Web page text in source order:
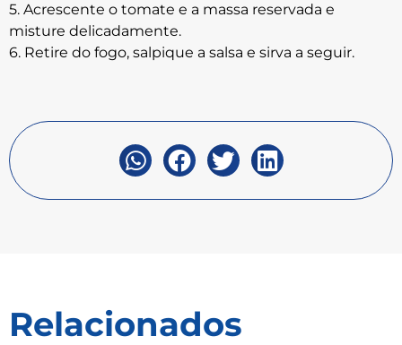
5. Acrescente o tomate e a massa reservada e
misture delicadamente.
6. Retire do fogo, salpique a salsa e sirva a seguir.
Relacionados